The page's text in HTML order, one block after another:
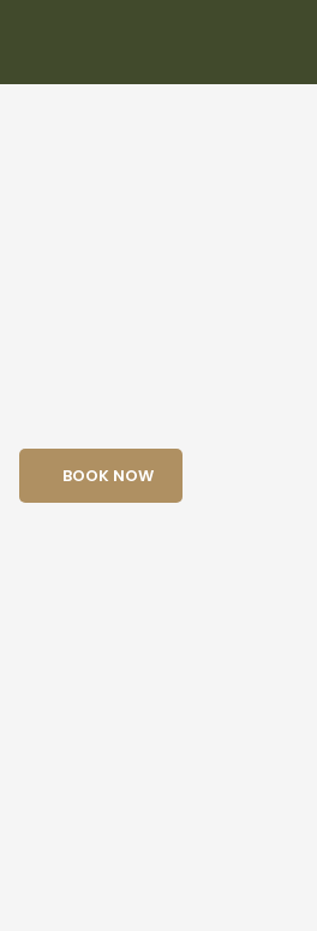
BOOK NOW